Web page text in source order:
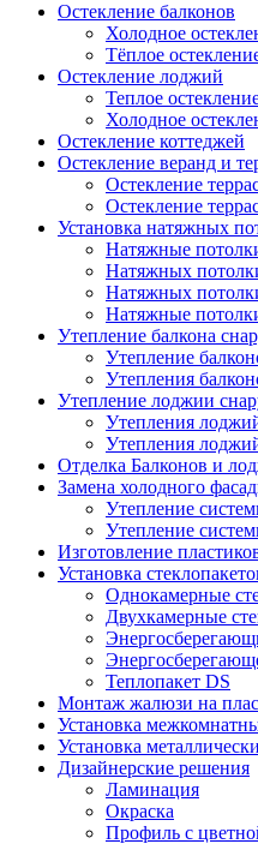
Остекление балконов
Холодное
Тёплое
Остекление лоджий
Теплое
Холодное
Остекление коттеджей
Остекление веранд и
Остекление
Остекление
Установка натяжных
Натяжные
Натяжных
Натяжных
Натяжные
Утепление балкона
Утепление
Утепления
Утепление лоджии
Утепления
Утепления
Отделка Балконов и
Замена холодного
Утепление
Утепление
Изготовление
Установка
Однокамерные
Двухкамерные
Теплопакет DS
Монтаж жалюзи на
Установка
Установка
Дизайнерские решения
Ламинация
Окраска
Профиль с